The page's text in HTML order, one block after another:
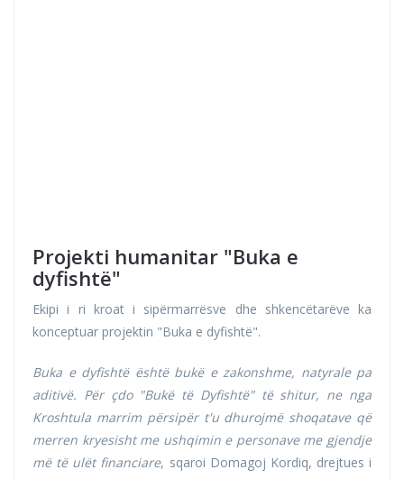
Projekti humanitar "Buka e
dyfishtë"
Ekipi i ri kroat i sipërmarrësve dhe shkencëtarëve ka
konceptuar projektin "Buka e dyfishtë".
Buka e dyfishtë është bukë e zakonshme, natyrale pa
aditivë. Për çdo "Bukë të Dyfishtë" të shitur, ne nga
Kroshtula marrim përsipër t'u dhurojmë shoqatave që
merren kryesisht me ushqimin e personave me gjendje
më të ulët financiare, sqaroi Domagoj Kordiq, drejtues i